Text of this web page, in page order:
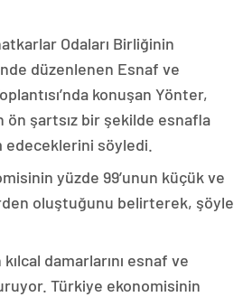
Odaları Birliğinin
düzenlenen Esnaf ve
konuşan Yönter,
ön şartsız bir şekilde esnafla
söyledi.
yüzde 99’unun küçük ve
oluştuğunu belirterek, şöyle
damarlarını esnaf ve
Türkiye ekonomisinin